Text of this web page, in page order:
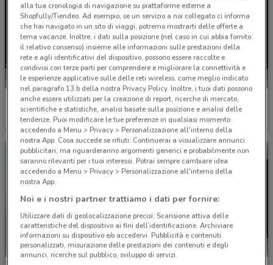
Nissan
Scade il 31/12 26.2 km
Nissan
Scade il 31/12
alla tua cronologia di navigazione su piattaforme esterne a
Shopfully/Tiendeo. Ad esempio, se un servizio a noi collegato ci informa
che hai navigato in un sito di viaggi, potremo mostrarti delle offerte a
tema vacanze. Inoltre, i dati sulla posizione (nel caso in cui abbia fornito
il relativo consenso) insieme alle informazioni sulle prestazioni della
rete e agli identificativi del dispositivo, possono essere raccolte e
condivisi con terze parti per comprendere e migliorare la connettività e
le esperienze applicative sulle delle reti wireless, come meglio indicato
nel paragrafo 13.b della nostra Privacy Policy. Inoltre, i tuoi dati possono
anche essere utilizzati per la creazione di report, ricerche di mercato,
scientifiche e statistiche, analisi basate sulla posizione e analisi delle
tendenze. Puoi modificare le tue preferenze in qualsiasi momento
accedendo a Menu > Privacy > Personalizzazione all'interno della
nostra App. Cosa succede se rifiuti: Continuerai a visualizzare annunci
pubblicitari, ma riguarderanno argomenti generici e probabilmente non
saranno rilevanti per i tuoi interessi. Potrai sempre cambiare idea
accedendo a Menu > Privacy > Personalizzazione all'interno della
nostra App.
Noi e i nostri partner trattiamo i dati per fornire:
Utilizzare dati di geolocalizzazione precisi. Scansione attiva delle
caratteristiche del dispositivo ai fini dell’identificazione. Archiviare
informazioni su dispositivo e/o accedervi. Pubblicità e contenuti
personalizzati, misurazione delle prestazioni dei contenuti e degli
annunci, ricerche sul pubblico, sviluppo di servizi.